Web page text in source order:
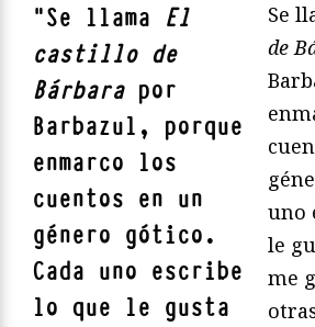
"Se llama El
castillo de
Bárbarapor
Barbazul, porque
enmarco los
cuentos en un
género gótico.
Cada uno escribe
lo que le gusta
Se
de B
uno
le
me